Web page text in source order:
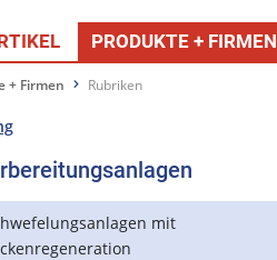
PRODUKTE + FIRMEN
+ Firmen Rubriken
mit